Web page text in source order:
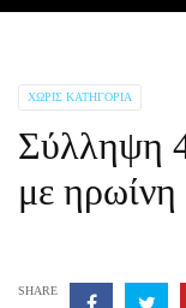
ΧΩΡΊΣ ΚΑΤΗΓΟΡΊΑ
Σύλληψη
με ηρωίνη
SHARE